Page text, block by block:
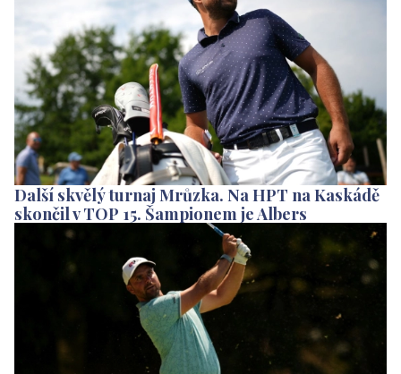
Další skvělý turnaj Mrůzka. Na HPT na Kaskádě
skončil v TOP 15. Šampionem je Albers